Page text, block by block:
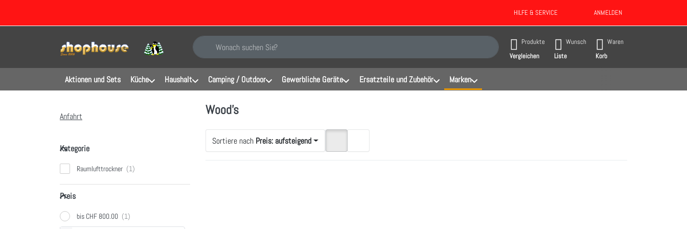
HILFE & SERVICE ANMELDEN
Geben Sie einen Suchbegriff ein. Während Sie tippen, erscheinen automatisch erste Ergebnisse. Drücken Sie die Eingabetaste, um alle Ergebnisse aufzurufen.
Produkte
Vergleichen
Wunsch
Liste
Waren
Korb
Aktionen und Sets Küche Haushalt Camping / Outdoor Gewerbliche Geräte Ersatzteile und Zubehör Marken
Anfahrt
Kategorie
Kategorie
Raumlufttrockner
Preis
Preis
bis CHF 800.00
Wood's
Sortiere nach Preis: aufsteigend